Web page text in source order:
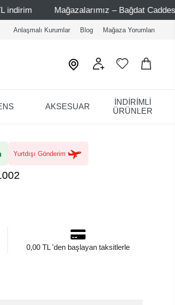
Mağazalarımız – Bağdat Caddesi 1 -
Anlaşmalı Kurumlar Blog Mağaza Yorumları
AKSESUAR
İNDİRİMLİ
ÜRÜNLER
Yurtdışı Gönderim
0,00 TL 'den başlayan taksitlerle